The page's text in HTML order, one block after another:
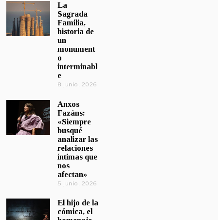
La
Sagrada
Familia,
historia de
un
monument
o
interminabl
e
8 junio, 2026
Anxos
Fazáns:
«Siempre
busqué
analizar las
relaciones
íntimas que
nos
afectan»
5 junio, 2026
El hijo de la
cómica, el